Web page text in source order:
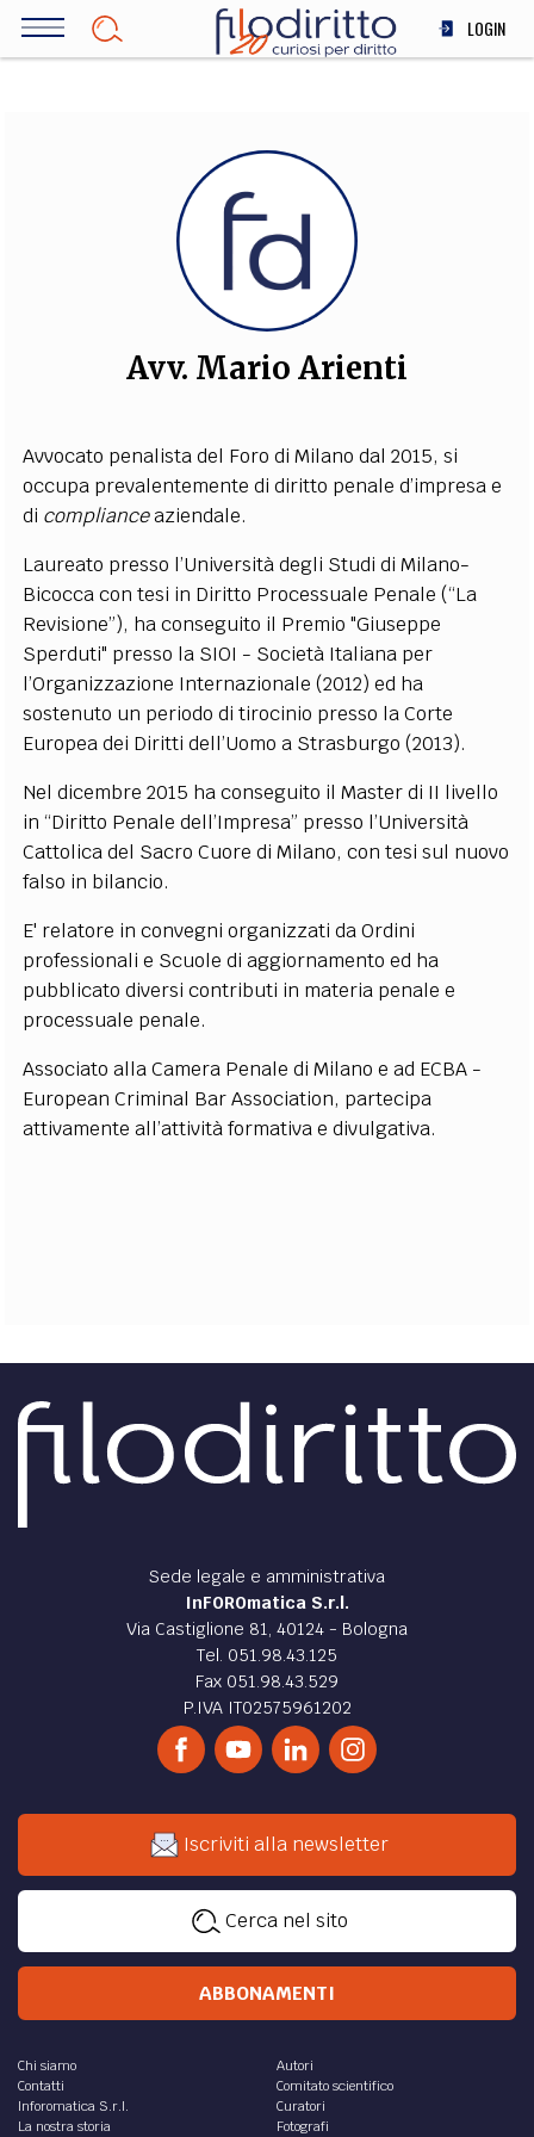
Salta
LOGIN
SOCIETÀ
MEDICINA
SCIENZA
STORIA E FILOSOFIA
INNOVAZIONE
ALTRO
FILODIRITTO REDAZIONE COMITATO SCIENTIFICO AUTORI
CURATORI
FOTOGRAFI
PARTNER COLLABORA CON NOI
EXTRA
CODICI RUBRICHE LIBRI PROCEEDINGS PUBBLICITÀ CONTATTI
SOCIAL MEDIA
Avv. Mario Arienti
Avvocato penalista del Foro di Milano dal 2015, si
occupa prevalentemente di diritto penale d’impresa e
di complianceaziendale.
Laureato presso l’Università degli Studi di Milano-
Bicocca con tesi in Diritto Processuale Penale (“La
Revisione”), ha conseguito il Premio "Giuseppe
Sperduti" presso la SIOI - Società Italiana per
l’Organizzazione Internazionale (2012) ed ha
sostenuto un periodo di tirocinio presso la Corte
Europea dei Diritti dell’Uomo a Strasburgo (2013).
Nel dicembre 2015 ha conseguito il Master di II livello
in “Diritto Penale dell’Impresa” presso l’Università
Cattolica del Sacro Cuore di Milano, con tesi sul nuovo
falso in bilancio.
E' relatore in convegni organizzati da Ordini
professionali e Scuole di aggiornamento ed ha
pubblicato diversi contributi in materia penale e
processuale penale.
Associato alla Camera Penale di Milano e ad ECBA -
European Criminal Bar Association, partecipa
attivamente all’attività formativa e divulgativa.
Sede legale e amministrativa
InFOROmatica S.r.l.
Via Castiglione 81, 40124 - Bologna
Tel. 051.98.43.125
Fax 051.98.43.529
P.IVA IT02575961202
Iscriviti alla newsletter
Cerca nel sito
ABBONAMENTI
Chi siamo
Contatti
Inforomatica S.r.l.
La nostra storia
Autori
Comitato scientifico
Curatori
Fotografi